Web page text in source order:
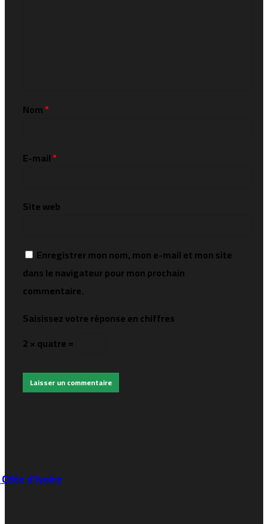
Nom*
E-mail*
Site web
Enregistrer mon nom, mon e-mail et mon site
dans le navigateur pour mon prochain
commentaire.
Saisissez votre réponse en chiffres
2 × quatre =
d’Ivoire